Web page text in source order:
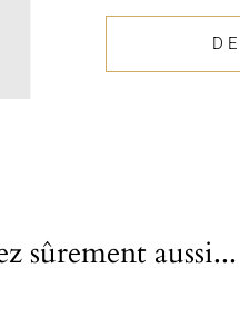
sûrement aussi...